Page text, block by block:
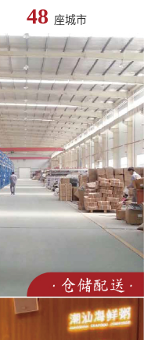
48 座城市